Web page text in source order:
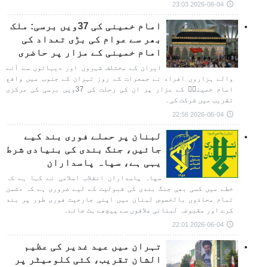
2026-06-04 23:03
امام خمینی کی 37ویں برسی: ملک
بھر سے عوام کی بڑی تعداد کی
امام خمینی کے مزار پر حاضری
ایران کے مختلف شہروں اور دیہاتوں سے آنے
والے ہزاروں افراد نے جمعرات کے روز تہران کے جنوب میں واقع
امام خمینیؒ کے مزار پر ان کی رحلت کی 37ویں برسی کی مرکزی
تقریب میں شرکت کی۔
2026-06-04 22:56
لبنان پر حملے فوری بند کیے
جائیں، جنگ بندی کی بنیادی شرط
یہی ہے، سپاہ پاسداران
سپاہ پاسداران انقلاب اسلامی نے کہا ہے کہ
خطے میں کسی بھی جنگ بندی کی قبولیت کے لیے ضروری ہے کہ دشمن
تمام محاذوں بالخصوص لبنان میں اپنی جارحیت فوری طور پر بند
کرے اور مقبوضہ لبنانی علاقوں سے پیچھے ہٹ جائے۔
2026-06-04 22:01
تہران میں عید غدیر کی عظیم
الشان تقریب، کئی کلومیٹر پر